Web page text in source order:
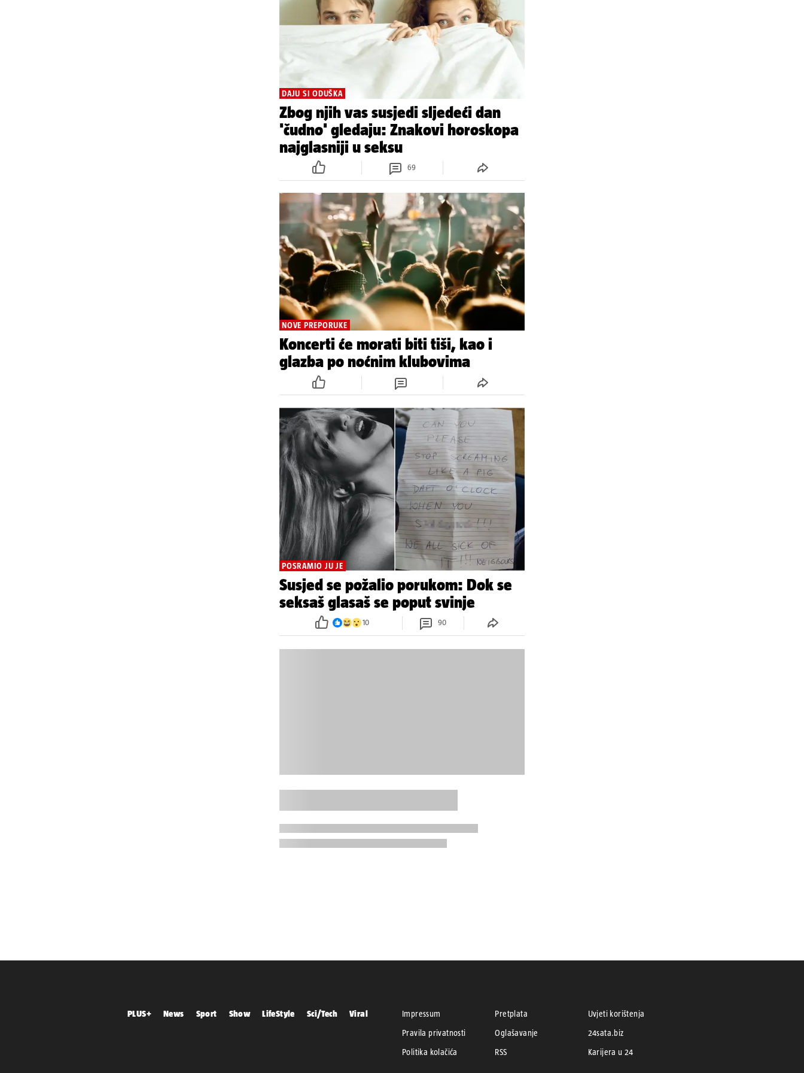
DAJU SI ODUŠKA
Zbog njih vas susjedi sljedeći dan
'čudno' gledaju: Znakovi horoskopa
najglasniji u seksu
69
NOVE PREPORUKE
Koncerti će morati biti tiši, kao i
glazba po noćnim klubovima
POSRAMIO JU JE
Susjed se požalio porukom: Dok se
seksaš glasaš se poput svinje
10 90
PLUS+ News Sport Show LifeStyle Sci/Tech Viral Impressum Pretplata
Uvjeti korištenja
Pravila privatnosti
Oglašavanje
24sata.biz
Politika kolačića
RSS Karijera u 24